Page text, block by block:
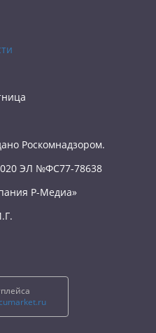
Роскомнадзором.
ЭЛ №ФС77-78638
Р-Медиа»